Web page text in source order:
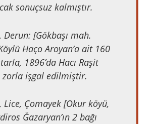
sonuçsuz kalmıştır.
Derun: [Gökbaşı mah.
Haço Aroyan’a ait 160
1896’da Hacı Raşit
zorla işgal edilmiştir.
Lice, Çomayek [Okur köyü,
Ğazaryan’ın 2 bağı